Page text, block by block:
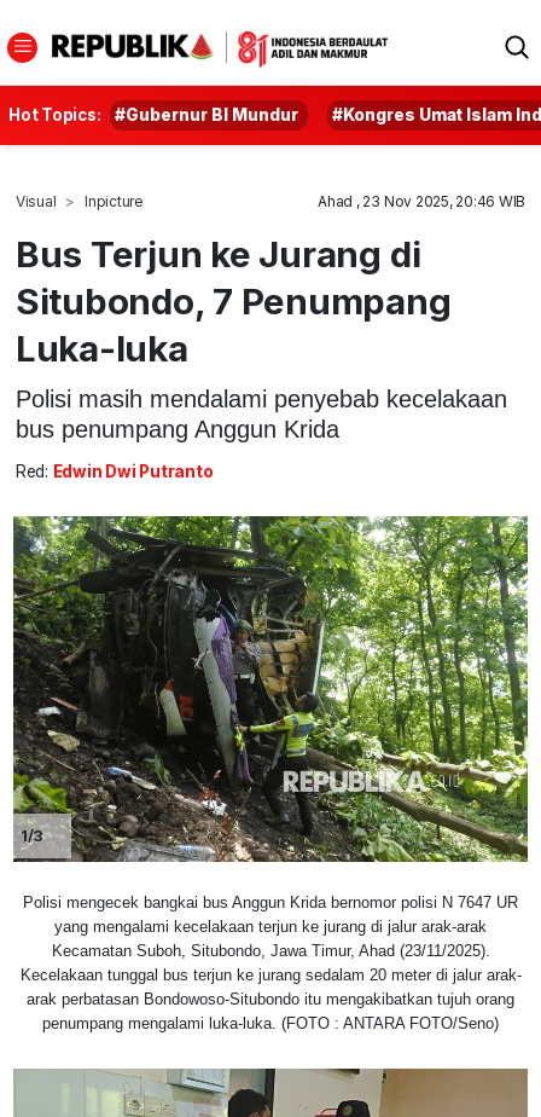
Hot Topics: #Gubernur BI Mundur #Kongres Umat Islam
Visual Inpicture Ahad , 23 Nov 2025, 20:46 WIB
Bus Terjun ke Jurang di
Situbondo, 7 Penumpang
Luka-luka
Polisi masih mendalami penyebab kecelakaan
bus penumpang Anggun Krida
Red: Edwin Dwi Putranto
1/3
Polisi mengecek bangkai bus Anggun Krida bernomor polisi N 7647 UR
yang mengalami kecelakaan terjun ke jurang di jalur arak-arak
Kecamatan Suboh, Situbondo, Jawa Timur, Ahad (23/11/2025).
Kecelakaan tunggal bus terjun ke jurang sedalam 20 meter di jalur arak-
arak perbatasan Bondowoso-Situbondo itu mengakibatkan tujuh orang
penumpang mengalami luka-luka. (FOTO : ANTARA FOTO/Seno)